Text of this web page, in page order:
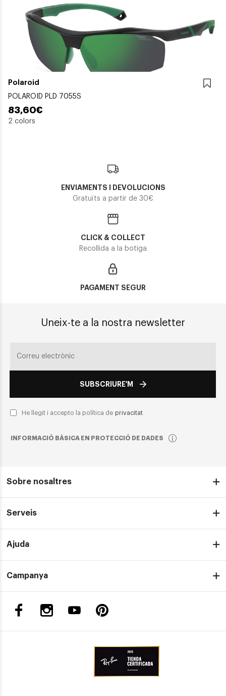
Polaroid
POLAROID PLD 7055S
83,60€
2 colors
ENVIAMENTS I DEVOLUCIONS
Gratuïts a partir de 30€
CLICK & COLLECT
Recollida a la botiga
PAGAMENT SEGUR
Uneix-te a la nostra newsletter
SUBSCRIURE'M
He llegit i accepto la política de privacitat
INFORMACIÓ BÀSICA EN PROTECCIÓ DE DADES
Sobre nosaltres
Serveis
Ajuda
Campanya